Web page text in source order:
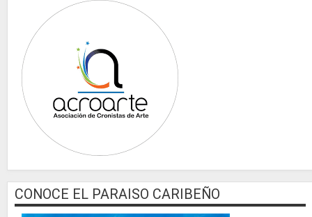
CONOCE EL PARAISO CARIBEÑO